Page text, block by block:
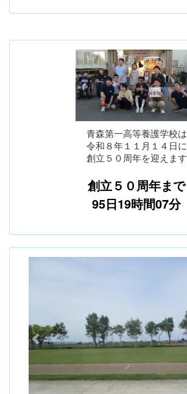
青森第一高等養護学校は
令和８年１１月１４日に
創立５０周年を迎えます
創立５０周年まで
95日19時間07分
i
o
u
s